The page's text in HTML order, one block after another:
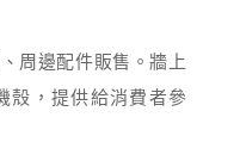
周邊配件販售。牆上
殼，提供給消費者參